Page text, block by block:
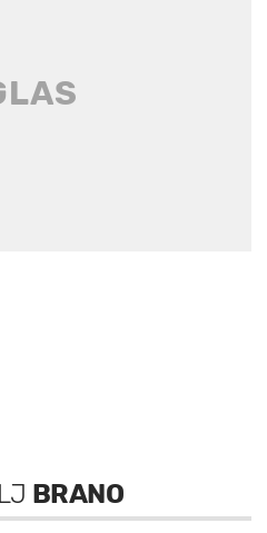
BRANO